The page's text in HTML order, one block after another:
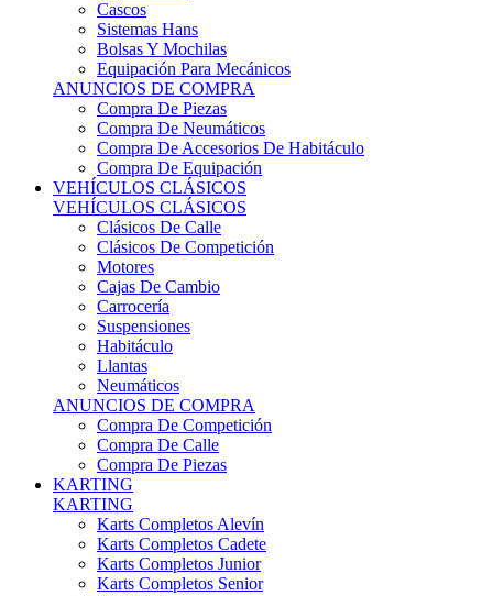
Carrocería
Suspensiones
Habitáculo
Llantas
Neumáticos
ANUNCIOS DE COMPRA
Compra De Competición
Compra De Calle
Compra De Piezas
KARTING
KARTING
Karts Completos Alevín
Karts Completos Cadete
Karts Completos Junior
Karts Completos Senior
Superkart
Karts Completos Hobbye
Remolques
PIEZAS Y EQUIPACIONES
Mecanica
Chasis Y Repuestos
Frenos
Llantas
Neumáticos
Equipación Adultos
Equipación Niños
Resto De Piezas
ANUNCIOS DE COMPRA
Compra De Karts
Compra De Piezas